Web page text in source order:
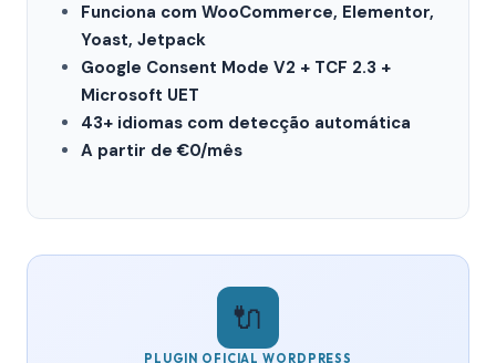
Funciona com WooCommerce, Elementor,
Yoast, Jetpack
Google Consent Mode V2 + TCF 2.3 +
Microsoft UET
43+ idiomas com detecção automática
A partir de €0/mês
🔌
PLUGIN OFICIAL WORDPRESS